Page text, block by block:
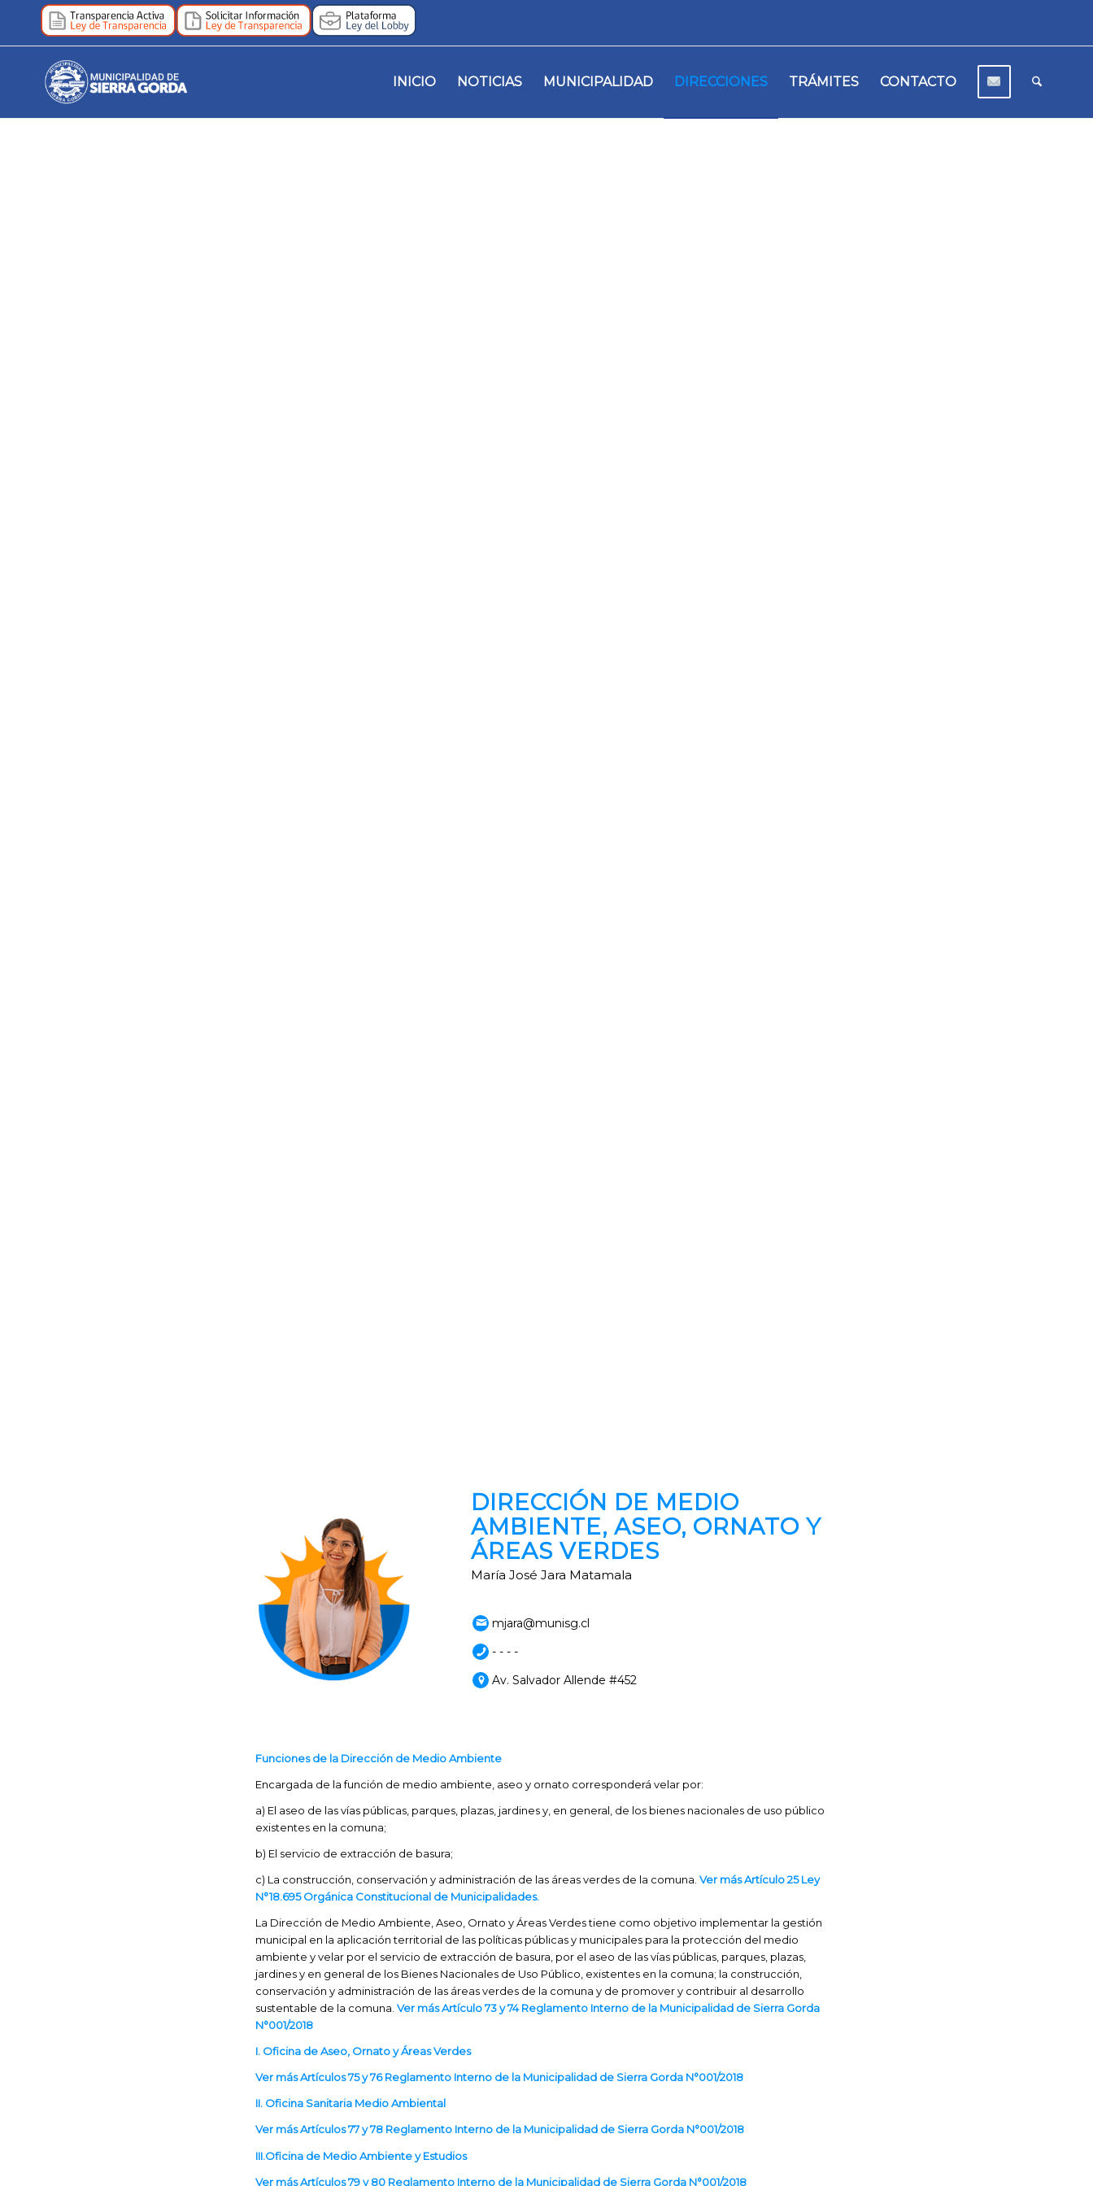
INICIO NOTICIAS MUNICIPALIDAD DIRECCIONES TRÁMITES CONTACTO
DIRECCIÓN DE MEDIO
AMBIENTE, ASEO, ORNATO Y
ÁREAS VERDES
María José Jara Matamala
mjara@munisg.cl
- - - -
Av. Salvador Allende #452
Funciones de la Dirección de Medio Ambiente
Encargada de la función de medio ambiente, aseo y ornato corresponderá velar por:
a) El aseo de las vías públicas, parques, plazas, jardines y, en general, de los bienes nacionales de uso público
existentes en la comuna;
b) El servicio de extracción de basura;
c) La construcción, conservación y administración de las áreas verdes de la comuna. Ver más Artículo 25 Ley
N°18.695 Orgánica Constitucional de Municipalidades.
La Dirección de Medio Ambiente, Aseo, Ornato y Áreas Verdes tiene como objetivo implementar la gestión
municipal en la aplicación territorial de las políticas públicas y municipales para la protección del medio
ambiente y velar por el servicio de extracción de basura, por el aseo de las vías públicas, parques, plazas,
jardines y en general de los Bienes Nacionales de Uso Público, existentes en la comuna; la construcción,
conservación y administración de las áreas verdes de la comuna y de promover y contribuir al desarrollo
sustentable de la comuna. Ver más Artículo 73 y 74 Reglamento Interno de la Municipalidad de Sierra Gorda
N°001/2018
I. Oficina de Aseo, Ornato y Áreas Verdes
Ver más Artículos 75 y 76 Reglamento Interno de la Municipalidad de Sierra Gorda N°001/2018
II. Oficina Sanitaria Medio Ambiental
Ver más Artículos 77 y 78 Reglamento Interno de la Municipalidad de Sierra Gorda N°001/2018
III.Oficina de Medio Ambiente y Estudios
Ver más Artículos 79 y 80 Reglamento Interno de la Municipalidad de Sierra Gorda N°001/2018